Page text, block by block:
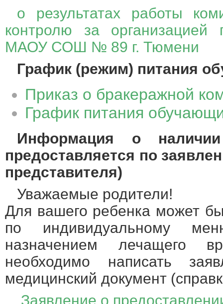
о результатах работы
контролю за
МАОУ СОШ № 89 г. Тюмени
График (режим) питания
Приказ о бракеражной
График питания
Информация о
предоставляется по
представителя)
Уважаемые родители!
Для вашего ребенка может
по индивидуальному
назначением лечащего
необходимо написать
медицинский документ
Заявление о